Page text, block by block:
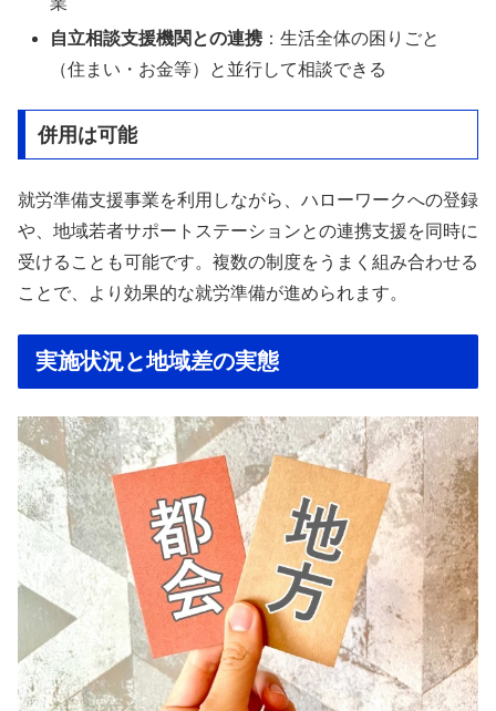
自立相談支援機関との連携 ：生活全体の困りごと
（住まい・お金等）と並行して相談できる
併用は可能
就労準備支援事業を利用しながら、ハローワークへの登録
や、地域若者サポートステーションとの連携支援を同時に
受けることも可能です。複数の制度をうまく組み合わせる
ことで、より効果的な就労準備が進められます。
実施状況と地域差の実態